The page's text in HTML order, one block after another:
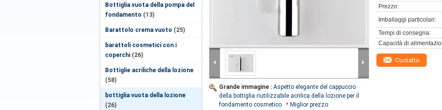
Bottiglia vuota della pompa del
fondamento (13)
Barattolo crema vuoto (25)
barattoli cosmetici con i
coperchi (26)
Bottiglie acriliche della lozione
(58)
bottiglia vuota della lozione
(26)
Grande immagine : Aspetto elegante del cappuccio
della bottiglia riutilizzabile acrilica della lozione per il
fondamento cosmetico
Miglior prezzo
Prezzo:
Imballaggi particolari:
Tempi di consegna:
Capacità di
Contatto